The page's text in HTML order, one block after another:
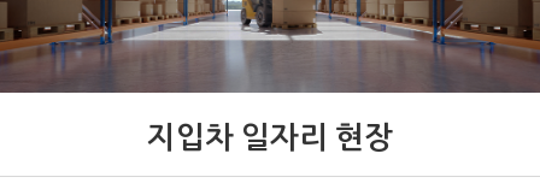
지입차 일자리 현장